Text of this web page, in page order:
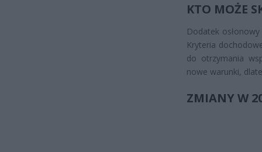
KTO MOŻE
Dodatek
Kryteria
do otrzymania
nowe warunki,
ZMIANY W